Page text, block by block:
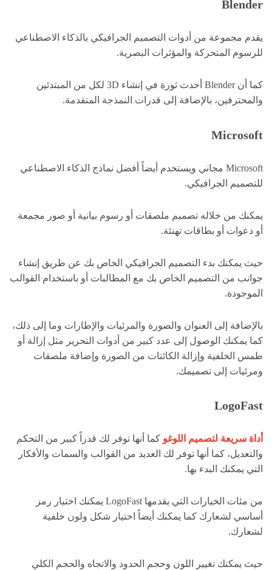
Blender
يقدم مجموعة من أدوات التصميم الجرافيكي بالذكاء الاصطناعي
للرسوم المتحركة والمؤثرات البصرية.
كما أن Blender أحدث ثورة في إنشاء 3D لكل من المبتدئين
والمحترفين، بالإضافة إلى قدرات النمذجة المتقدمة.
Microsoft
Microsoft مجاني ويستخدم أيضاً أفضل نماذج الذكاء الاصطناعي
للتصميم الجرافيكي.
يمكنك من خلاله تصميم ملصقات أو رسوم بيانية أو صور مجمعة
أو دعوات أو بطاقات تهنئة.
حيث يمكنك بدء التصميم الجرافيكي الخاص بك عن طريق إنشاء
جوانب من التصميم الخاص بك مع المطالبات أو باستخدام القوالب
الموجودة.
بالإضافة إلى العنوان والصورة والمرئيات والإطارات وما إلى ذلك،
كما يمكنك الوصول إلى عدد كبير من أدوات التحرير مثل إزالة أو
طمس الخلفية وإزالة الكائنات من الصورة وإضافة ملصقات
ومرئيات إلى تصميمك.
LogoFast
أداة سريعة لتصميم اللوغو كما أنها توفر لك قدراً كبير من التحكم
والتعديل، كما أنها توفر لك العديد من القوالب والسمات والأفكار
التي يمكنك البدء بها.
من مئات الخيارات التي يقدمها LogoFast يمكنك اختيار رمز
أساسي لشعارك كما يمكنك أيضاً اختيار شكل ولون خلفية
لشعارك.
حيث يمكنك تغيير اللون وحجم الحدود والاتجاه والحجم الكلي